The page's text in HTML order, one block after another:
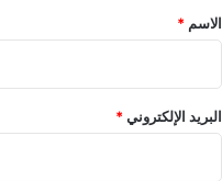
*
الاسم *
البريد الإلكتروني*